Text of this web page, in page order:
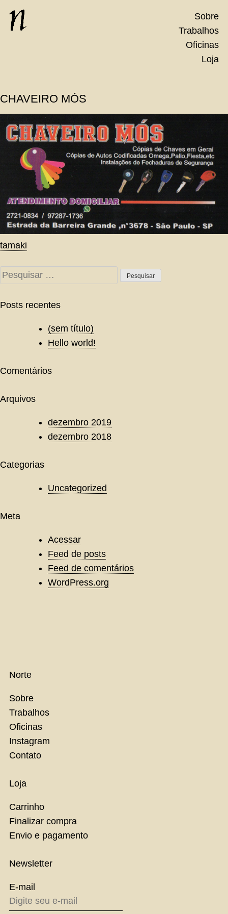
Sobre
Trabalhos
Oficinas
Loja
CHAVEIRO MÓS
Navegação
Post
tamaki
Pesquisar
por:
Posts recentes
(sem título)
Hello world!
Comentários
Arquivos
dezembro 2019
dezembro 2018
Categorias
Uncategorized
Meta
Acessar
Feed de posts
Feed de comentários
WordPress.org
Norte
Sobre
Trabalhos
Oficinas
Instagram
Contato
Loja
Carrinho
Finalizar compra
Envio e pagamento
Newsletter
E-mail